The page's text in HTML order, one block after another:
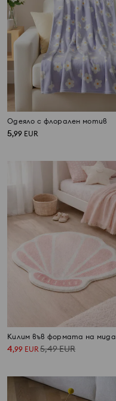
Одеяло с флорален мотив
5,99 EUR
Килим във формата на мида
4,99 EUR5,49EUR